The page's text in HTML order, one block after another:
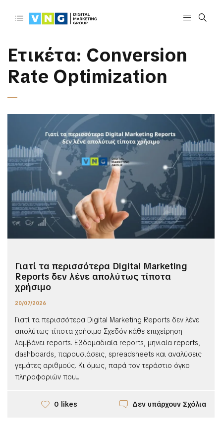
Ετικέτα: Conversion
Rate Optimization
Γιατί τα περισσότερα Digital Marketing
Reports δεν λένε απολύτως τίποτα
χρήσιμο
20/07/2026
Γιατί τα περισσότερα Digital Marketing Reports δεν λένε
απολύτως τίποτα χρήσιμο Σχεδόν κάθε επιχείρηση
λαμβάνει reports. Εβδομαδιαία reports, μηνιαία reports,
dashboards, παρουσιάσεις, spreadsheets και αναλύσεις
γεμάτες αριθμούς. Κι όμως, παρά τον τεράστιο όγκο
πληροφοριών που...
0 likes Δεν υπάρχουν Σχόλια